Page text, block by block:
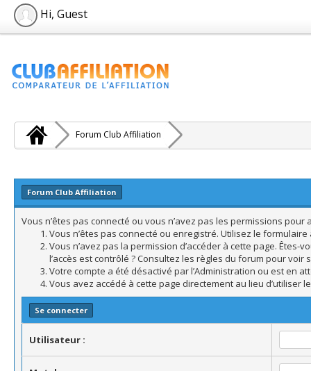
Hi, Guest
Forum Club Affiliation
Forum Club Affiliation
Vous n’êtes pas connecté ou vous n’avez pas les permissions
Vous n’êtes pas connecté ou enregistré. Utilisez le
Vous n’avez pas la permission d’accéder à cette page. Êtes-
l’accès est contrôlé ? Consultez les règles du forum pour
Votre compte a été désactivé par l’Administration ou est en
Vous avez accédé à cette page directement au lieu d’utiliser
Se connecter
Utilisateur :